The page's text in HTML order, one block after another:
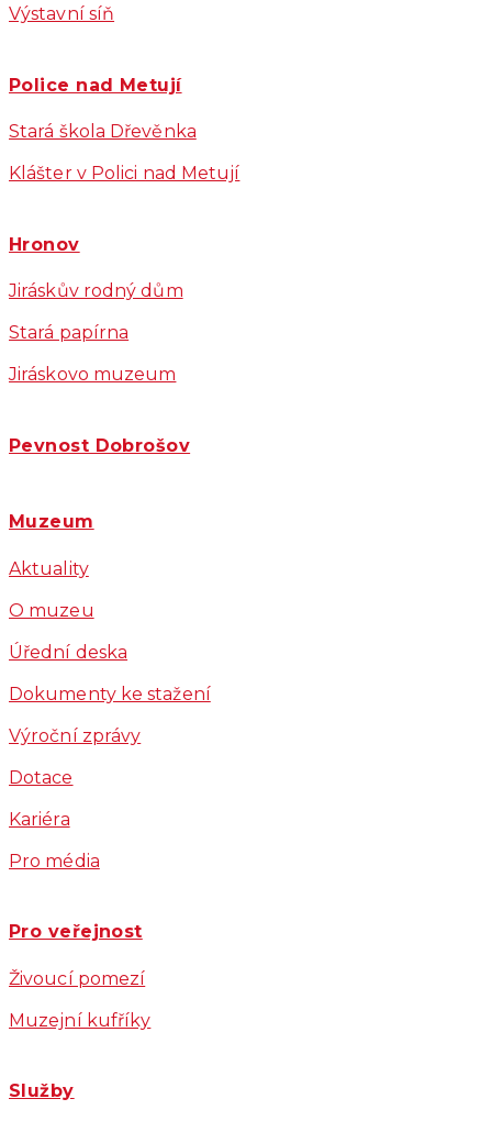
Výstavní síň
Police nad Metují
Stará škola Dřevěnka
Klášter v Polici nad Metují
Hronov
Jiráskův rodný dům
Stará papírna
Jiráskovo muzeum
Pevnost Dobrošov
Muzeum
Aktuality
O muzeu
Úřední deska
Dokumenty ke stažení
Výroční zprávy
Dotace
Kariéra
Pro média
Pro veřejnost
Živoucí pomezí
Muzejní kufříky
Služby